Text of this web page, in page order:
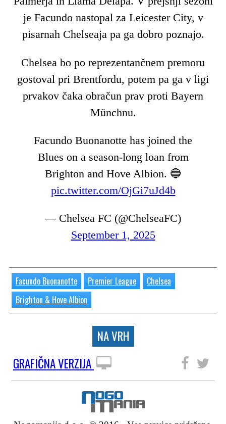
je Facundo nastopal za Leicester City, v
pisarnah Chelseaja pa ga dobro poznajo.
Chelsea bo po reprezentančnem premoru
gostoval pri Brentfordu, potem pa ga v ligi
prvakov čaka obračun prav proti Bayern
Münchnu.
Facundo Buonanotte has joined the
Blues on a season-long loan from
Brighton and Hove Albion. 🔵
pic.twitter.com/OjGi7uJd4b
— Chelsea FC (@ChelseaFC)
September 1, 2025
Facundo Buonanotte Premier League
Chelsea
Brighton & Hove Albion
NA VRH
GRAFIČNA VERZIJA